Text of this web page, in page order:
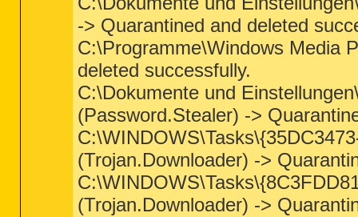
-> Quarantined and deleted
C:\Programme\Windows Media
deleted successfully.
C:\Dokumente und
(Password.Stealer) ->
(Trojan.Downloader) ->
(Trojan.Downloader) ->